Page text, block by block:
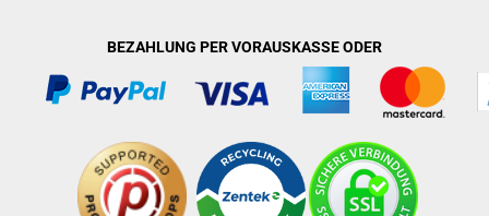
BEZAHLUNG PER VORAUSKASSE ODER